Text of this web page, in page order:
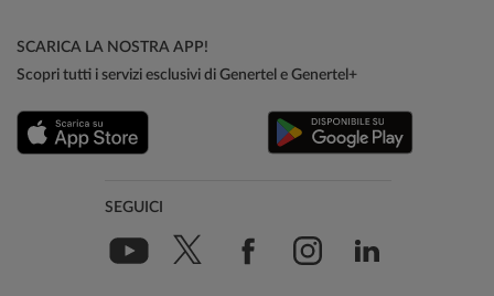
SCARICA LA NOSTRA APP!
Scopri tutti i servizi esclusivi di Genertel e Genertel+
SEGUICI